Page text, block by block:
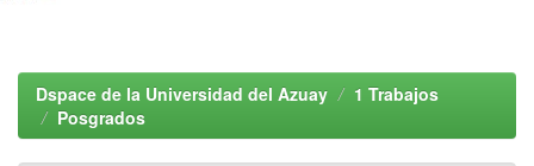
Dspace de la Universidad del Azuay
1 Trabajos
Posgrados